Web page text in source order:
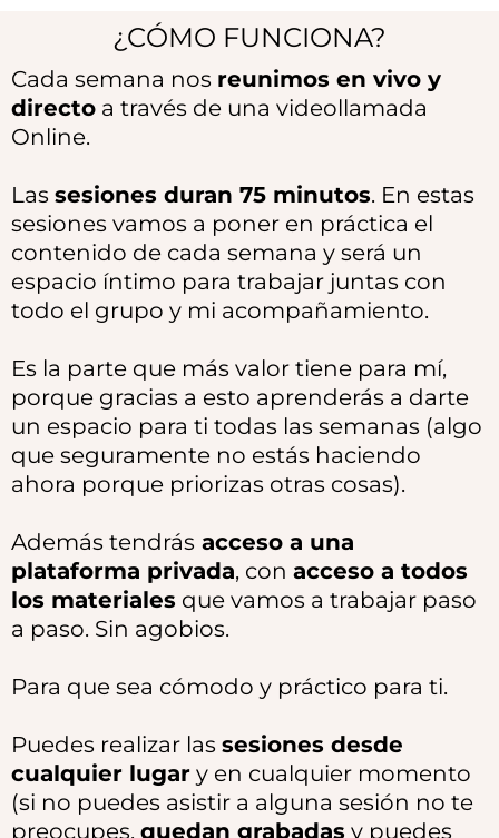
¿CÓMO FUNCIONA?
Cada semana nos reunimos en vivo y
directo a través de una videollamada
Online.
Las sesiones duran 75 minutos. En estas
sesiones vamos a poner en práctica el
contenido de cada semana y será un
espacio íntimo para trabajar juntas con
todo el grupo y mi acompañamiento.
Es la parte que más valor tiene para mí,
porque gracias a esto aprenderás a darte
un espacio para ti todas las semanas (algo
que seguramente no estás haciendo
ahora porque priorizas otras cosas).
Además tendrás acceso a una
plataforma privada, con acceso a todos
los materiales que vamos a trabajar paso
a paso. Sin agobios.
Para que sea cómodo y práctico para ti.
Puedes realizar las sesiones desde
cualquier lugar y en cualquier momento
(si no puedes asistir a alguna sesión no te
preocupes, quedan grabadas y puedes